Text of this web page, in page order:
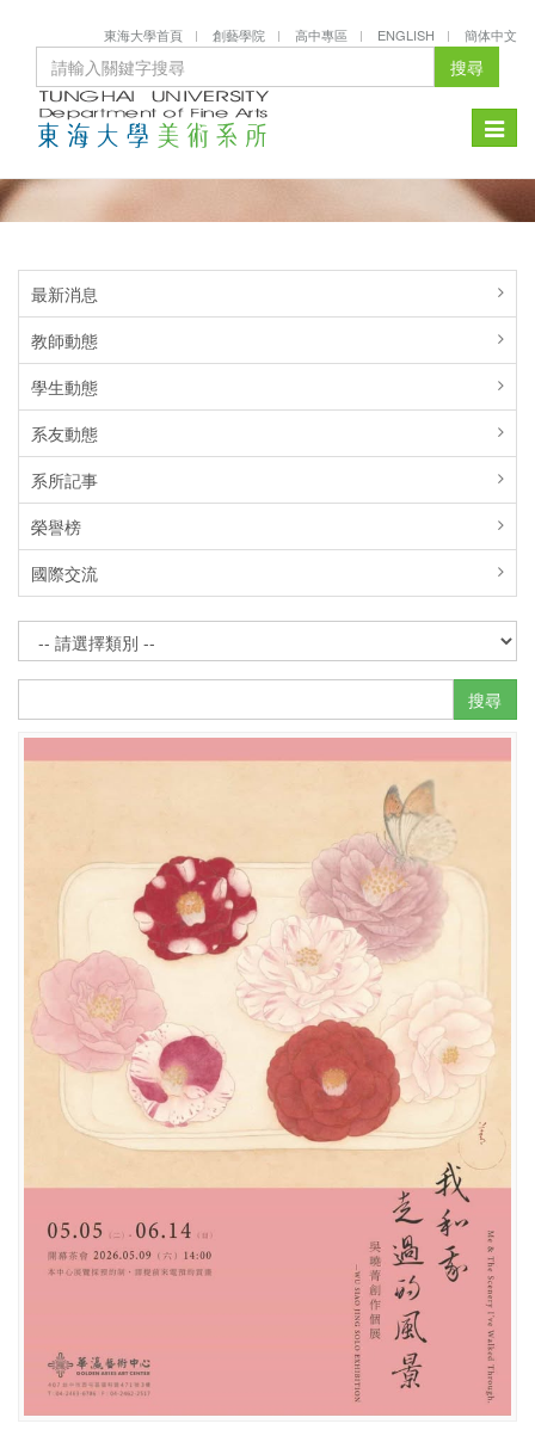
東海大學首頁 創藝學院 高中專區 ENGLISH 簡体中文
搜尋
Toggle
最新消息
教師動態
學生動態
系友動態
系所記事
榮譽榜
國際交流
搜尋